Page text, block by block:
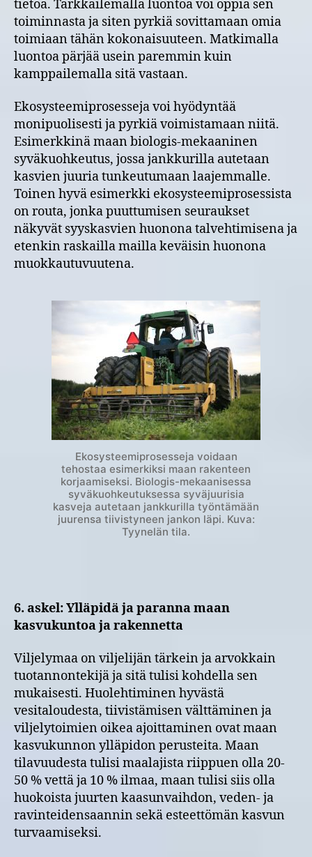
tietoa. Tarkkailemalla luontoa voi oppia sen
toiminnasta ja siten pyrkiä sovittamaan omia
toimiaan tähän kokonaisuuteen. Matkimalla
luontoa pärjää usein paremmin kuin
kamppailemalla sitä vastaan.
Ekosysteemiprosesseja voi hyödyntää
monipuolisesti ja pyrkiä voimistamaan niitä.
Esimerkkinä maan biologis-mekaaninen
syväkuohkeutus, jossa jankkurilla autetaan
kasvien juuria tunkeutumaan laajemmalle.
Toinen hyvä esimerkki ekosysteemiprosessista
on routa, jonka puuttumisen seuraukset
näkyvät syyskasvien huonona talvehtimisena ja
etenkin raskailla mailla keväisin huonona
muokkautuvuutena.
Ekosysteemiprosesseja voidaan
tehostaa esimerkiksi maan rakenteen
korjaamiseksi. Biologis-mekaanisessa
syväkuohkeutuksessa syväjuurisia
kasveja autetaan jankkurilla työntämään
juurensa tiivistyneen jankon läpi. Kuva:
Tyynelän tila.
6. askel: Ylläpidä ja paranna maan
kasvukuntoa ja rakennetta
Viljelymaa on viljelijän tärkein ja arvokkain
tuotannontekijä ja sitä tulisi kohdella sen
mukaisesti. Huolehtiminen hyvästä
vesitaloudesta, tiivistämisen välttäminen ja
viljelytoimien oikea ajoittaminen ovat maan
kasvukunnon ylläpidon perusteita. Maan
tilavuudesta tulisi maalajista riippuen olla 20-
50 % vettä ja 10 % ilmaa, maan tulisi siis olla
huokoista juurten kaasunvaihdon, veden- ja
ravinteidensaannin sekä esteettömän kasvun
turvaamiseksi.